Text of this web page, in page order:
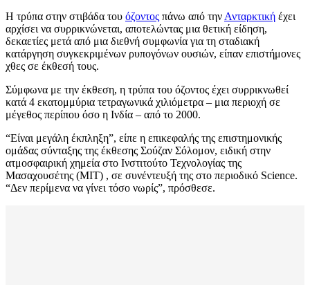
Η τρύπα στην στιβάδα του όζοντος πάνω από την Ανταρκτική έχει
αρχίσει να συρρικνώνεται, αποτελώντας μια θετική είδηση,
δεκαετίες μετά από μια διεθνή συμφωνία για τη σταδιακή
κατάργηση συγκεκριμένων ρυπογόνων ουσιών, είπαν επιστήμονες
χθες σε έκθεσή τους.
Σύμφωνα με την έκθεση, η τρύπα του όζοντος έχει συρρικνωθεί
κατά 4 εκατομμύρια τετραγωνικά χιλιόμετρα – μια περιοχή σε
μέγεθος περίπου όσο η Ινδία – από το 2000.
“Είναι μεγάλη έκπληξη”, είπε η επικεφαλής της επιστημονικής
ομάδας σύνταξης της έκθεσης Σούζαν Σόλομον, ειδική στην
ατμοσφαιρική χημεία στο Ινστιτούτο Τεχνολογίας της
Μασαχουσέτης (MIT) , σε συνέντευξή της στο περιοδικό Science.
“Δεν περίμενα να γίνει τόσο νωρίς”, πρόσθεσε.